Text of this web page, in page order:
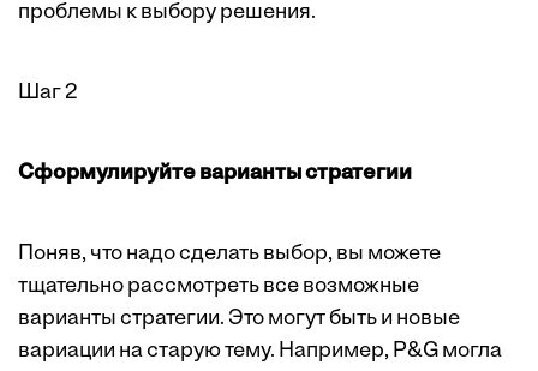
проблемы к выбору решения.
Шаг 2
Сформулируйте варианты ­стратегии
Поняв, что надо сделать выбор, вы можете
тщательно рассмотреть все возможные
варианты стратегии. Это могут быть и новые
вариации на старую тему. Например, P&G могла